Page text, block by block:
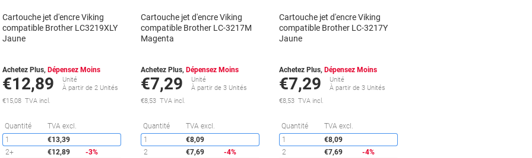
Cartouche jet d'encre Viking
compatible Brother LC3219XLY
Jaune
Achetez Plus, Dépensez Moins
€12,89
Unité
À partir de 2 Unités
€15,08 TVA incl.
Quantité TVA excl.
Économies
1
€13,39
2+
€12,89 -3%
Cartouche jet d'encre Viking
compatible Brother LC-3217M
Magenta
Achetez Plus, Dépensez Moins
€7,29
Unité
À partir de 3 Unités
€8,53 TVA incl.
Quantité TVA excl.
Économies
1
€8,09
2
€7,69
-4%
Cartouche jet d'encre Viking
compatible Brother LC-3217Y
Jaune
Achetez Plus, Dépensez Moins
€7,29
Unité
À partir de 3 Unités
€8,53 TVA incl.
Quantité TVA excl.
1
€8,09
2
€7,69
-4%